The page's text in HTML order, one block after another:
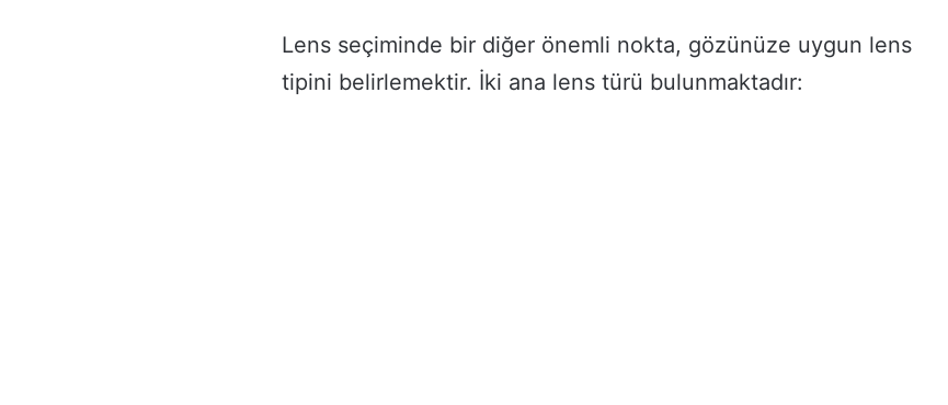
Lens seçiminde bir diğer önemli nokta, gözünüze uygun lens
tipini belirlemektir. İki ana lens türü bulunmaktadır: